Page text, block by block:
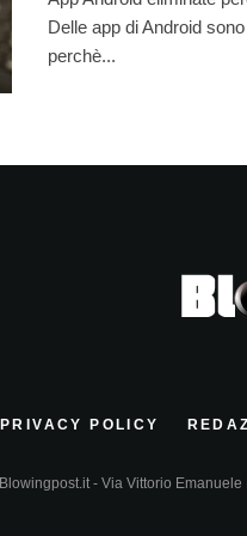
Delle app di Android
perchè...
PRIVACY POLICY
Blowingpost.it - Via Vittorio